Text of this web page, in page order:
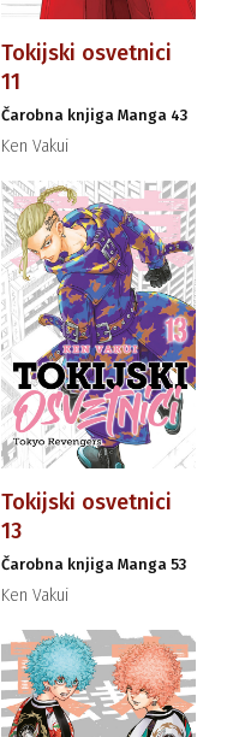
Tokijski osvetnici
11
Čarobna knjiga Manga 43
Ken Vakui
Tokijski osvetnici
13
Čarobna knjiga Manga 53
Ken Vakui